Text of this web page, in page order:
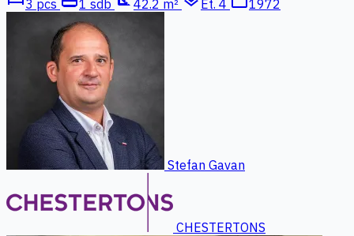
3 pcs 1 sdb 42.2 m² Ét. 4 1972
Stefan Gavan
CHESTERTONS